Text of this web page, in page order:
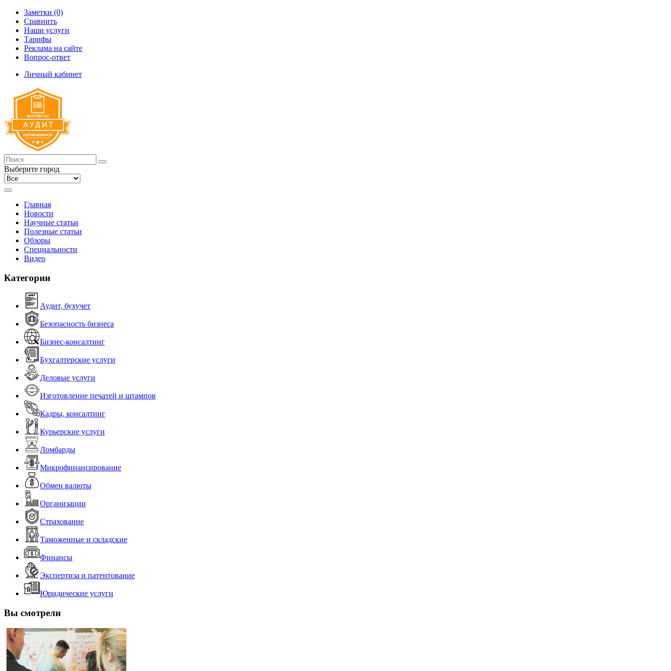
Заметки (0)
Сравнить
Наши услуги
Тарифы
Реклама на сайте
Вопрос-ответ
Личный кабинет
Выберите город
Главная
Новости
Научные статьи
Полезные статьи
Обзоры
Специальности
Видео
Категории
Аудит, бухучет
Безопасность бизнеса
Бизнес-консалтинг
Бухгалтерские услуги
Деловые услуги
Изготовление печатей и штампов
Кадры, консалтинг
Курьерские услуги
Ломбарды
Микрофинансирование
Обмен валюты
Организации
Страхование
Таможенные и складские
Финансы
Экспертиза и патентование
Юридические услуги
Вы смотрели